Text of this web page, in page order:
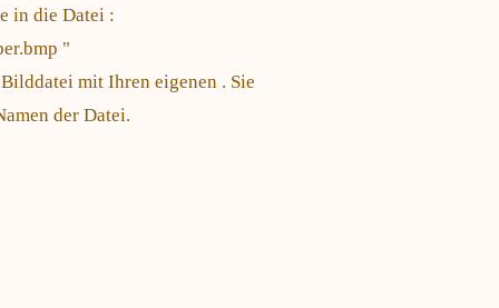
in die Datei :
"
mit Ihren eigenen . Sie
der Datei.